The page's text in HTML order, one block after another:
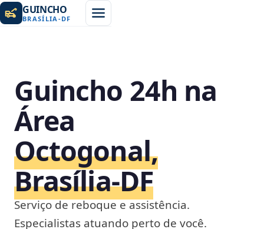
GUINCHO
BRASÍLIA -DF
Guincho 24h na
Área
Octogonal,
Brasília‑DF
Serviço de reboque e assistência.
Especialistas atuando perto de você.